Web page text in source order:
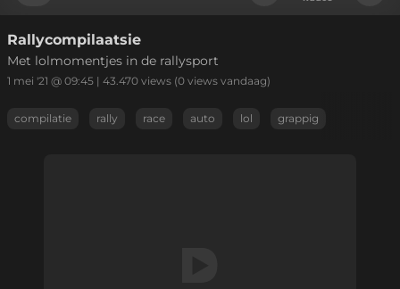
Link kopiëren
Rallycompilaatsie
Met lolmomentjes in de rallysport
1 mei '21 @ 09:45 | 43.470 views (0 views vandaag)
compilatie rally race auto lol grappig